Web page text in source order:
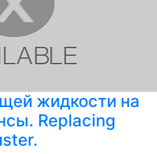
жидкости на
Replacing